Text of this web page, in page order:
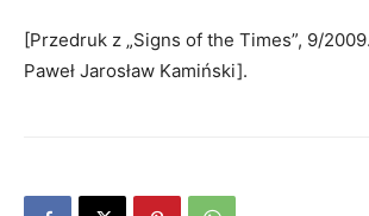
[Przedruk z „Signs of the Times”, 9/2009.
Paweł Jarosław Kamiński].